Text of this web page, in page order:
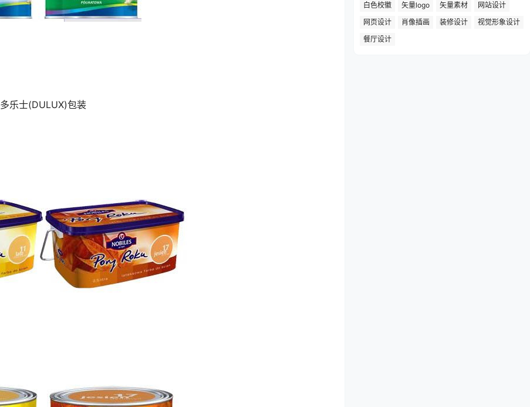
多乐士(DULUX)包装
白色校徽
矢量logo 矢量素材
网站设计
网页设计
肖像插画 装修设计
视觉形象设计
餐厅设计